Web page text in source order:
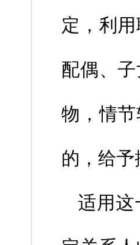
定，利
配偶、
物，情
的，给
适用这